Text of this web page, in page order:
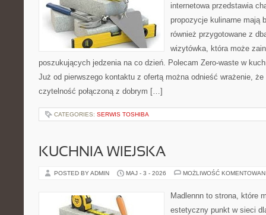
internetowa przedstawia
propozycje kulinarne mają
również przygotowane z
wizytówka, która może
poszukujących jedzenia na co dzień. Polecam Zero-waste w
Już od pierwszego kontaktu z ofertą można odnieść wrażenie,
czytelność połączoną z dobrym […]
CATEGORIES: SERWIS TOSHIBA
KUCHNIA WIEJSKA
POSTED BY ADMIN MAJ - 3 - 2026 MOŻLIWOŚĆ
Madlennn to strona, które
estetyczny punkt w sieci